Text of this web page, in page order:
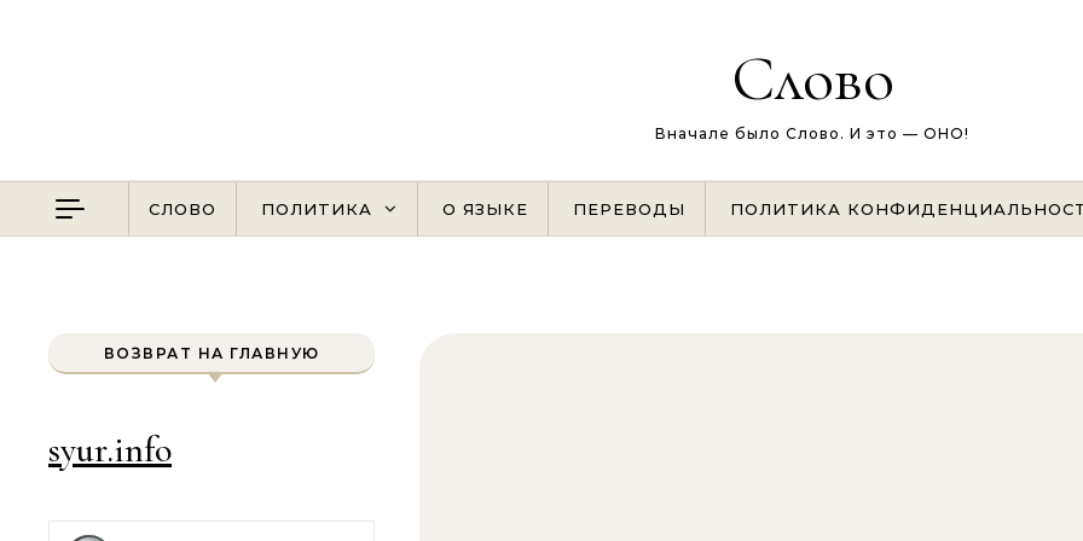
Слово
Вначале было Слово. И это — ОНО!
СЛОВО ПОЛИТИКА О ЯЗЫКЕ ПЕРЕВОДЫ ПОЛИТИКА
ВОЗВРАТ НА ГЛАВНУЮ
syur.info